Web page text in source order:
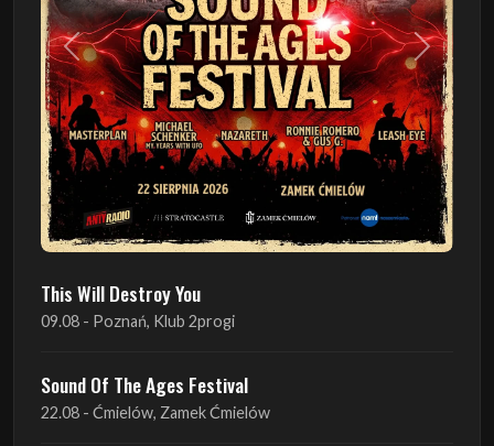
Poprzedni Następny
This Will Destroy You
09.08 - Poznań, Klub 2progi
Sound Of The Ages Festival
22.08 - Ćmielów, Zamek Ćmielów